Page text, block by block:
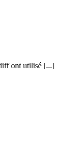
ont utilisé [...]